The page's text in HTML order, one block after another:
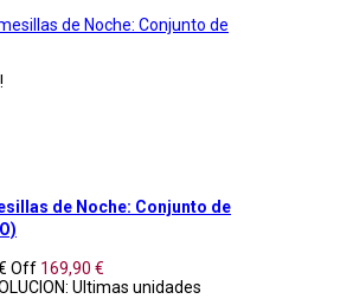
de Noche: Conjunto de
Off 169,90 €
Ultimas unidades